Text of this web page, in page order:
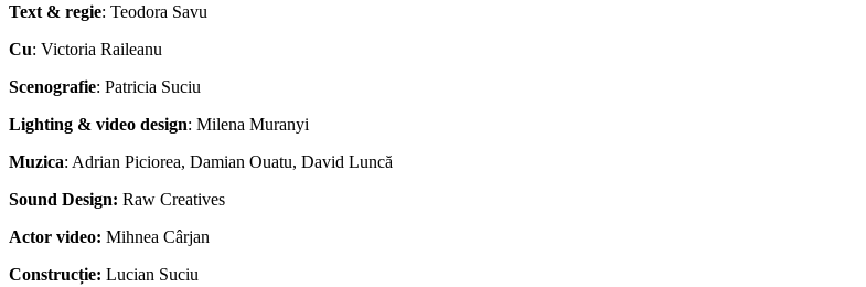
Text & regie: Teodora Savu
Cu: Victoria Raileanu
Scenografie: Patricia Suciu
Lighting & video design: Milena Muranyi
Muzica: Adrian Piciorea, Damian Ouatu, David Luncă
Sound Design: Raw Creatives
Actor video: Mihnea Cârjan
Construcție: Lucian Suciu